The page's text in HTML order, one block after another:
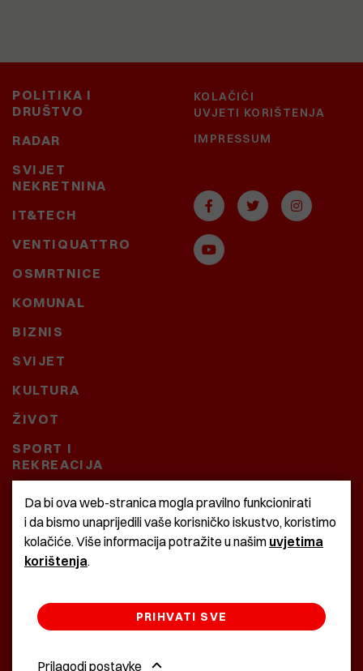
POLITIKA I
DRUŠTVO
RADAR
SVIJET
NEKRETNINA
IT&TECH
VENTIQUATTRO
OSMRTNICE
KOMUNAL
BIZNIS
SVIJET
KULTURA
ŽIVOT
SPORT I
REKREACIJA
CRNA KRONIKA
BAŠTARDINI I PRAVI
KRASNA ZEMLJA
KOLAČIĆI
UVJETI KORIŠTENJA
IMPRESSUM
Da bi ova web-stranica mogla pravilno funkcionirati
i da bismo unaprijedili vaše korisničko iskustvo, koristimo
kolačiće. Više informacija potražite u našim uvjetima
korištenja.
Prilagodi postavke
PRIHVATI SVE